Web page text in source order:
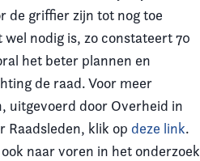
de griffier zijn tot nog toe
nodig is, zo constateert 70
het beter plannen en
de raad. Voor meer
uitgevoerd door Overheid in
Raadsleden, klik op deze link.
naar voren in het onderzoek